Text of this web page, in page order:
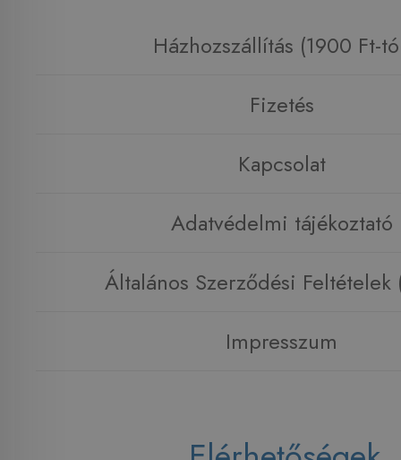
Házhozszállítás (1900 Ft-
Fizetés
Kapcsolat
Adatvédelmi tájékoztató
Általános Szerződési Feltételek
Impresszum